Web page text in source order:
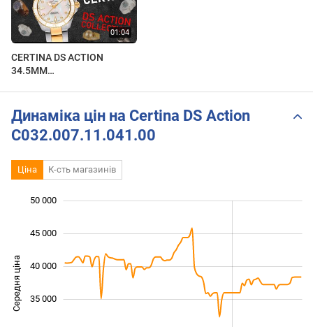
CERTINA DS ACTION
34.5MM
secunda.com.ua
Динаміка цін на Certina DS Action
C032.007.11.041.00
Ціна К-сть магазинів
Середня ціна 35 000
40 000
45 000
50 000